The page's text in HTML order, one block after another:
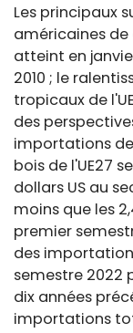
Les principaux
américaines
atteint en
2010 ; le
tropicaux de
des
importations
bois de l'UE27
dollars US au
moins que les
premier
des
semestre 2022
dix années
importations